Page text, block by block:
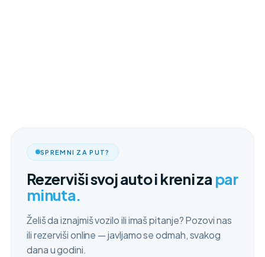
SPREMNI ZA PUT?
Rezerviši svoj auto i kreni za par
minuta.
Želiš da iznajmiš vozilo ili imaš pitanje? Pozovi nas
ili rezerviši online — javljamo se odmah, svakog
dana u godini.